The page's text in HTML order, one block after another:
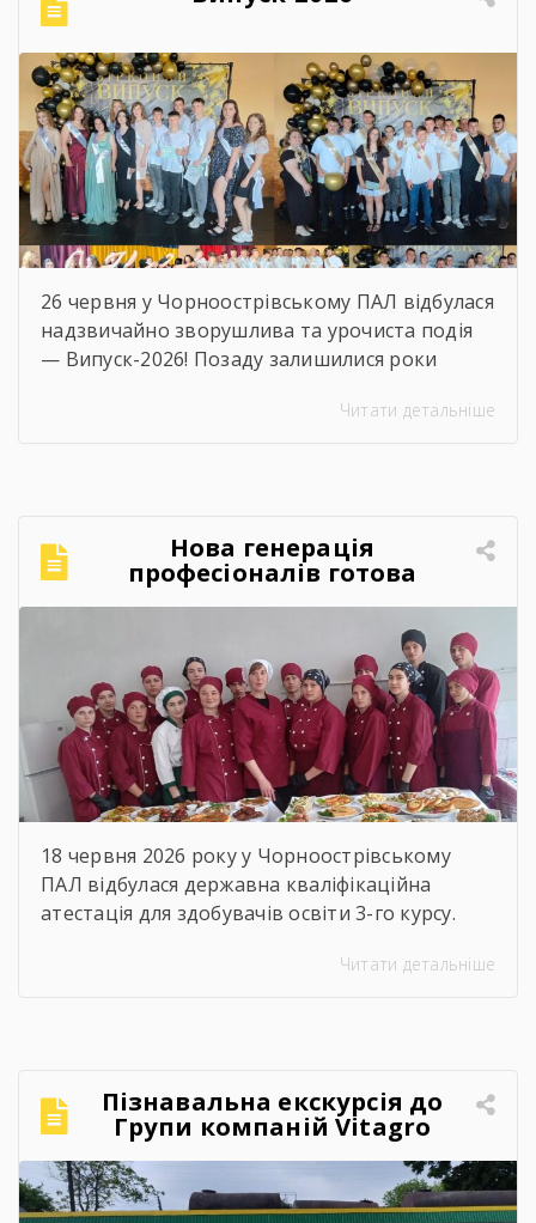
26 червня у Чорноострівському ПАЛ відбулася
надзвичайно зворушлива та урочиста подія
— Випуск-2026! Позаду залишилися роки
професійних перемог та яскравого
міцним фундаментом для вашого успіху! За
традицією, […]
Читати детальніше
Нова генерація
професіоналів готова
підкорювати кулінарний
18 червня 2026 року у Чорноострівському
ПАЛ відбулася державна кваліфікаційна
атестація для здобувачів освіти 3-го курсу.
«Кухар; кулінар борошняних виробів;
шлях навчання, але сьогодні довели, що
праця, наполегливість та любов […]
Читати детальніше
Пізнавальна екскурсія до
Групи компаній Vitagro